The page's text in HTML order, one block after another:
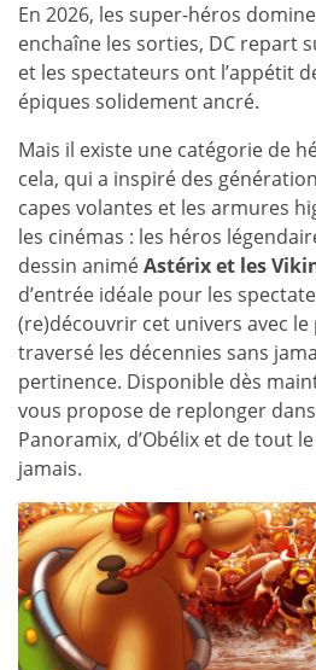
En 2026, les super-héros
enchaîne les sorties, DC repart
et les spectateurs ont l’appétit
épiques solidement ancré.
Mais il existe une catégorie de
cela, qui a inspiré des
capes volantes et les armures
les cinémas : les héros
dessin animéAstérix et les
d’entrée idéale pour les
(re)découvrir cet univers avec
traversé les décennies sans
pertinence. Disponible dès
vous propose de replonger
Panoramix, d’Obélix et de tout
jamais.